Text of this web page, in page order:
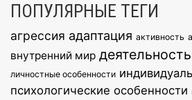
ПОПУЛЯРНЫЕ ТЕГИ
агрессия адаптация активность
внутренний мир деятельность
личностные особенности
психологические особенности